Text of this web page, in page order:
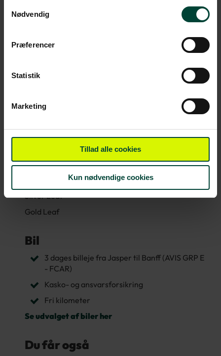
Nødvendig
Præferencer
Statistik
Marketing
Tillad alle cookies
Kun nødvendige cookies
Tog
4 dage / 3 nætters togrejse fra Toronto til
Tilgængelige rejseklasser er:
Prestige Sleeper Class
Rocky Mountaineer:
2 dage / 1 nats togrejse fra Banff til Vancouver
inkl. forplejning.
Tilgængelig rejseklasser er:
Silver Leaf
Gold Leaf
Bil
3 dages billeje fra Jasper til Banff (AVIS GRP E
- FCAR)
Kasko- og ansvarsforsikring
Fri kilometer
Se udvalget af biler her
Du får også